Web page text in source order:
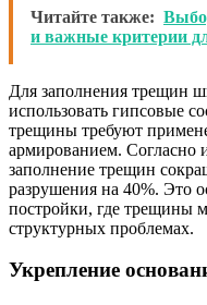
Читайте также:
и важные критерии
Для заполнения трещин
использовать гипсовые
трещины требуют
армированием. Согласно
заполнение трещин
разрушения на 40%. Это
постройки, где трещины
структурных проблемах.
Укрепление